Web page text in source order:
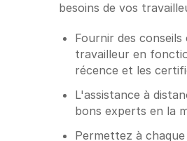
besoins de vos
Fournir des
travailleur en
récence et les
L'assistance à
bons experts en la
Permettez à